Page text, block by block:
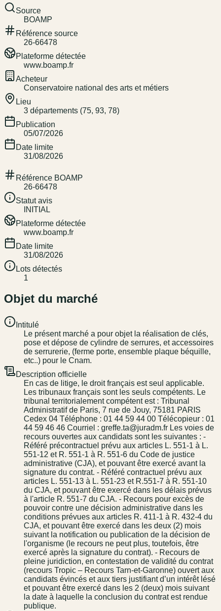
Source
BOAMP
Référence source
26-66478
Plateforme détectée
www.boamp.fr
Acheteur
Conservatoire national des arts et métiers
Lieu
3 départements (75, 93, 78)
Publication
05/07/2026
Date limite
31/08/2026
Référence BOAMP
26-66478
Statut avis
INITIAL
Plateforme détectée
www.boamp.fr
Date limite
31/08/2026
Lots détectés
1
Objet du marché
Intitulé
Le présent marché a pour objet la réalisation de clés,
pose et dépose de cylindre de serrures, et accessoires
de serrurerie, (ferme porte, ensemble plaque béquille,
etc..) pour le Cnam.
Description officielle
En cas de litige, le droit français est seul applicable.
Les tribunaux français sont les seuls compétents. Le
tribunal territorialement compétent est : Tribunal
Administratif de Paris, 7 rue de Jouy, 75181 PARIS
Cedex 04 Téléphone : 01 44 59 44 00 Télécopieur : 01
44 59 46 46 Courriel : greffe.ta@juradm.fr Les voies de
recours ouvertes aux candidats sont les suivantes : -
Référé précontractuel prévu aux articles L. 551-1 à L.
551-12 et R. 551-1 à R. 551-6 du Code de justice
administrative (CJA), et pouvant être exercé avant la
signature du contrat. - Référé contractuel prévu aux
articles L. 551-13 à L. 551-23 et R.551-7 à R. 551-10
du CJA, et pouvant être exercé dans les délais prévus
à l'article R. 551-7 du CJA. - Recours pour excès de
pouvoir contre une décision administrative dans les
conditions prévues aux articles R. 411-1 à R. 432-4 du
CJA, et pouvant être exercé dans les deux (2) mois
suivant la notification ou publication de la décision de
l'organisme (le recours ne peut plus, toutefois, être
exercé après la signature du contrat). - Recours de
pleine juridiction, en contestation de validité du contrat
(recours Tropic – Recours Tarn-et-Garonne) ouvert aux
candidats évincés et aux tiers justifiant d’un intérêt lésé
et pouvant être exercé dans les 2 (deux) mois suivant
la date à laquelle la conclusion du contrat est rendue
publique.